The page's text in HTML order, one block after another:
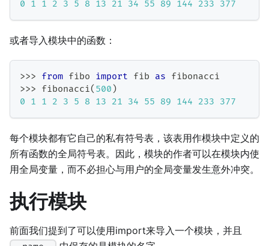
0 1 1 2 3 5 8 13 21 34 55 89 144 233 377
或者导入模块中的函数：
>>> from fibo import fib as fibonacci
>>> fibonacci( 500 )
0 1 1 2 3 5 8 13 21 34 55 89 144 233 377
每个模块都有它自己的私有符号表，该表用作模块中定义的
所有函数的全局符号表。因此，模块的作者可以在模块内使
用全局变量，而不必担心与用户的全局变量发生意外冲突。
执行模块
前面我们提到了可以使用import来导入一个模块，并且